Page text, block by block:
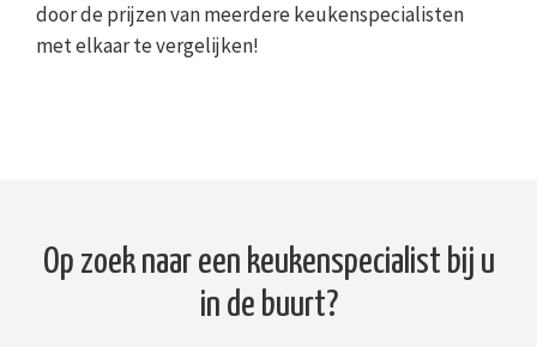
door de prijzen van meerdere keukenspecialisten
met elkaar te vergelijken!
Op zoek naar een keukenspecialist bij u
in de buurt?